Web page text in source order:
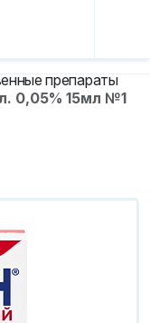
препараты
0,05% 15мл №1